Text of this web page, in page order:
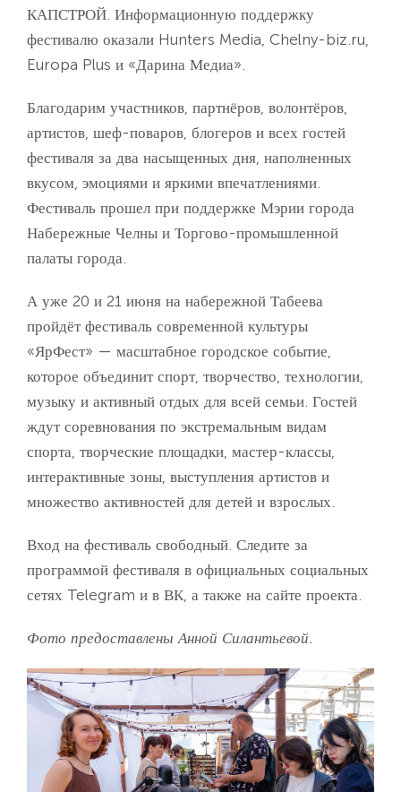
КАПСТРОЙ. Информационную поддержку
фестивалю оказали Hunters Media, Chelny-biz.ru,
Europa Plus и «Дарина Медиа».
Благодарим участников, партнёров, волонтёров,
артистов, шеф-поваров, блогеров и всех гостей
фестиваля за два насыщенных дня, наполненных
вкусом, эмоциями и яркими впечатлениями.
Фестиваль прошел при поддержке Мэрии города
Набережные Челны и Торгово-промышленной
палаты города.
А уже 20 и 21 июня на набережной Табеева
пройдёт фестиваль современной культуры
«ЯрФест» — масштабное городское событие,
которое объединит спорт, творчество, технологии,
музыку и активный отдых для всей семьи. Гостей
ждут соревнования по экстремальным видам
спорта, творческие площадки, мастер-классы,
интерактивные зоны, выступления артистов и
множество активностей для детей и взрослых.
Вход на фестиваль свободный. Следите за
программой фестиваля в официальных социальных
сетях Telegram и в ВК, а также на сайте проекта.
Фото предоставлены Анной Силантьевой.